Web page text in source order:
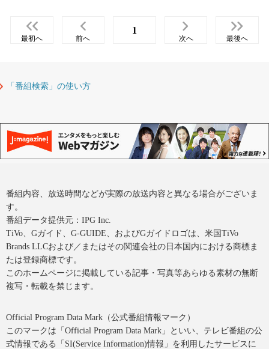
最初へ 前へ
1
次へ 最後へ
「番組検索」の使い方
番組内容、放送時間などが実際の放送内容と異なる場合がございま
す。
番組データ提供元：IPG Inc.
TiVo、Gガイド、G-GUIDE、およびGガイドロゴは、米国TiVo
Brands LLCおよび／またはその関連会社の日本国内における商標ま
たは登録商標です。
このホームページに掲載している記事・写真等あらゆる素材の無断
複写・転載を禁じます。
Official Program Data Mark（公式番組情報マーク）
このマークは「Official Program Data Mark」といい、テレビ番組の公
式情報である「SI(Service Information)情報」を利用したサービスに